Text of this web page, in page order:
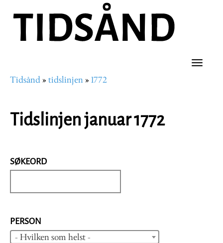
hovedinnhold
Toggle
Navigasjonssti
Tidsånd tidslinjen 1772
Tidslinjen januar 1772
SØKEORD
PERSON
- Hvilken som helst -